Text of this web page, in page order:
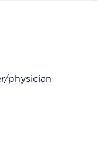
physician